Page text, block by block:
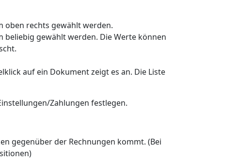
oben rechts gewählt werden.
beliebig gewählt werden. Die Werte können
auf ein Dokument zeigt es an. Die Liste
Zahlungen festlegen.
gegenüber der Rechnungen kommt. (Bei